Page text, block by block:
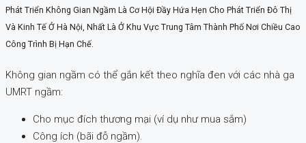
Phát Triển Không Gian Ngầm Là Cơ Hội Đầy Hứa Hẹn Cho Phát Triển Đô Thị
Và Kinh Tế Ở Hà Nội, Nhất Là Ở Khu Vực Trung Tâm Thành Phố Nơi Chiều Cao
Công Trình Bị Hạn Chế.
Không gian ngầm có thể gắn kết theo nghĩa đen với các nhà ga
UMRT ngầm:
Cho mục đích thương mại (ví dụ như mua sắm)
Công ích (bãi đỗ ngầm).